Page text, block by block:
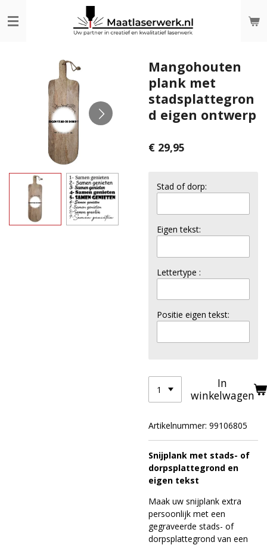
direct
Mangohouten
plank met
stadsplattegron
d eigen ontwerp
€ 29,95
Stad of dorp:
Eigen tekst:
Lettertype :
Positie eigen tekst:
In
winkelwagen
Artikelnummer: 99106805
Snijplank met stads- of
dorpsplattegrond en
eigen tekst
Maak uw snijplank extra
persoonlijk met een
gegraveerde stads- of
dorpsplattegrond van een